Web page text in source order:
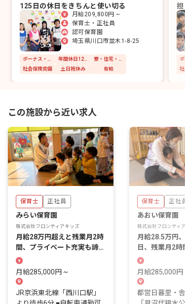
125日の休日をきちんと使い切る
月給209,800円 ~
保育士・正社員
認可保育園
埼玉県川口市並木1-8-25
社会保険完備
土日祝休み 有給 社
この施設から近い求人
保育士 正社員
みらい保育園
株式会社フロンティアキッズ
月給28万円超えと残業月2時
間、プライベート充実も諦め
ない保育士へ
月給285,000円 ~
JR京浜東北線「西川口駅」
保育士 正社員
あおい保育園
株式会社フロンティア
月給28.5万円
日、残業月2
れる保育を一
月給285,000円 ~
都営日暮里・